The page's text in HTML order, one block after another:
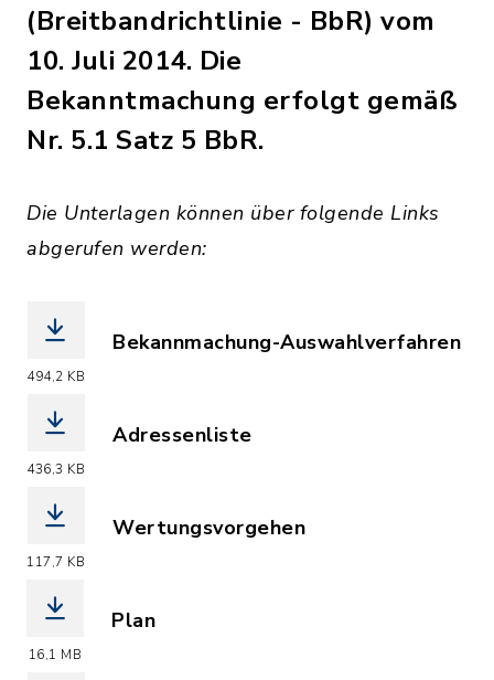
(Breitbandrichtlinie - BbR) vom
10. Juli 2014. Die
Bekanntmachung erfolgt gemäß
Nr. 5.1 Satz 5 BbR.
Die Unterlagen können über folgende Links
abgerufen werden:
494,2 KB
Bekannmachung-Auswahlverfahren
436,3 KB
Adressenliste
117,7 KB
Wertungsvorgehen
16,1 MB
Plan